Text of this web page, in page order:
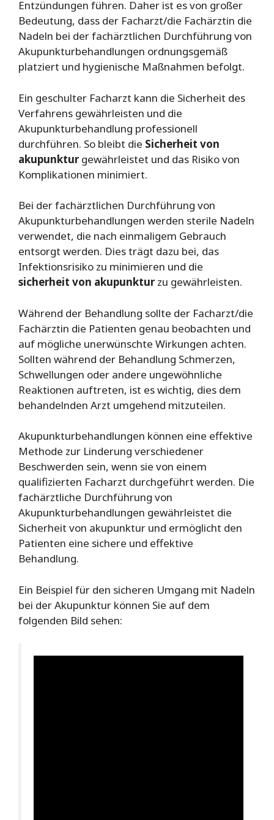
Entzündungen führen. Daher ist es von großer
Bedeutung, dass der Facharzt/die Fachärztin die
Nadeln bei der fachärztlichen Durchführung von
Akupunkturbehandlungen ordnungsgemäß
platziert und hygienische Maßnahmen befolgt.
Ein geschulter Facharzt kann die Sicherheit des
Verfahrens gewährleisten und die
Akupunkturbehandlung professionell
durchführen. So bleibt die Sicherheit von
akupunkturgewährleistet und das Risiko von
Komplikationen minimiert.
Bei der fachärztlichen Durchführung von
Akupunkturbehandlungen werden sterile Nadeln
verwendet, die nach einmaligem Gebrauch
entsorgt werden. Dies trägt dazu bei, das
Infektionsrisiko zu minimieren und die
sicherheit von akupunkturzu gewährleisten.
Während der Behandlung sollte der Facharzt/die
Fachärztin die Patienten genau beobachten und
auf mögliche unerwünschte Wirkungen achten.
Sollten während der Behandlung Schmerzen,
Schwellungen oder andere ungewöhnliche
Reaktionen auftreten, ist es wichtig, dies dem
behandelnden Arzt umgehend mitzuteilen.
Akupunkturbehandlungen können eine effektive
Methode zur Linderung verschiedener
Beschwerden sein, wenn sie von einem
qualifizierten Facharzt durchgeführt werden. Die
fachärztliche Durchführung von
Akupunkturbehandlungen gewährleistet die
Sicherheit von akupunktur und ermöglicht den
Patienten eine sichere und effektive
Behandlung.
Ein Beispiel für den sicheren Umgang mit Nadeln
bei der Akupunktur können Sie auf dem
folgenden Bild sehen: